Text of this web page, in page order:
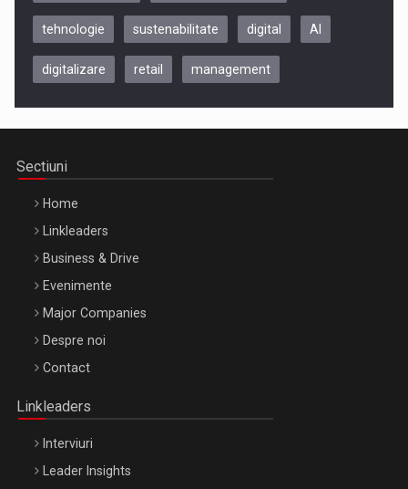
Be Inspired. Make it Happen!, CLUJ, 9 Decembrie
Be Inspired. Make it Happen!, ARTEMIS LETO, ORADEA, 8
Octombrie
tehnologie sustenabilitate digital AI
digitalizare retail management
Sectiuni
Home
Linkleaders
Business & Drive
Evenimente
Major Companies
Despre noi
Contact
Linkleaders
Interviuri
Leader Insights